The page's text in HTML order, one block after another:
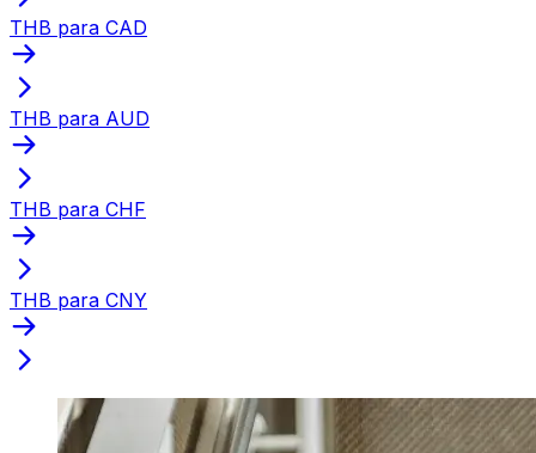
THB para CAD
THB para AUD
THB para CHF
THB para CNY